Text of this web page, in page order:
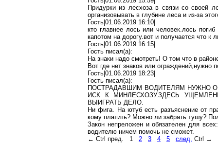
Придурки из лесхоза в связи со своей
организовывать в глубине леса и из-за
Гость|01.06.2019 16:10|
кто главнее лось или человек.лось
капотом на дорогу.вот и получается что к
Гость|01.06.2019 16:15|
Гость писал(a):
На знаки надо смотреть! О том что в
Вот где нет знаков или ограждений,нужно
Гость|01.06.2019 18:23|
Гость писал(a):
ПОСТРАДАВШИМ ВОДИТЕЛЯМ НУЖНО
ИСК К МИНЛЕСХОЗУ.ЗДЕСЬ
ВЫИГРАТЬ ДЕЛО.
Нифига. На ютубесть разъяснение от
кому платить? Можно ли забрать тушу?
Закон непреложен и обязателен для
водителю ничем помочь не сможет.
← Ctrl пред. 1 2 3 4 5 след. Ctrl →